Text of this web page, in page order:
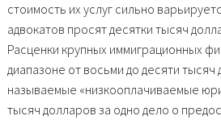
стоимость их услуг сильно
адвокатов просят десятки тысяч
Расценки крупных иммиграционных
диапазоне от восьми до десяти тысяч
называемые «низкооплачиваемые
тысяч долларов за одно дело о